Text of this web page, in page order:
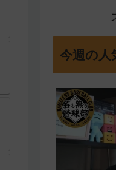
今週の人